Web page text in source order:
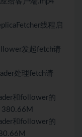
线程启
发起fetch请
处理fetch请
和follower的
380.66M
和follower的